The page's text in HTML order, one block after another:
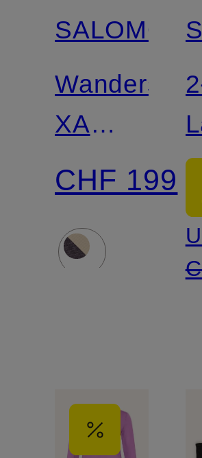
SALOMON
XA
PRO
3D V9
GTX
CHF 199